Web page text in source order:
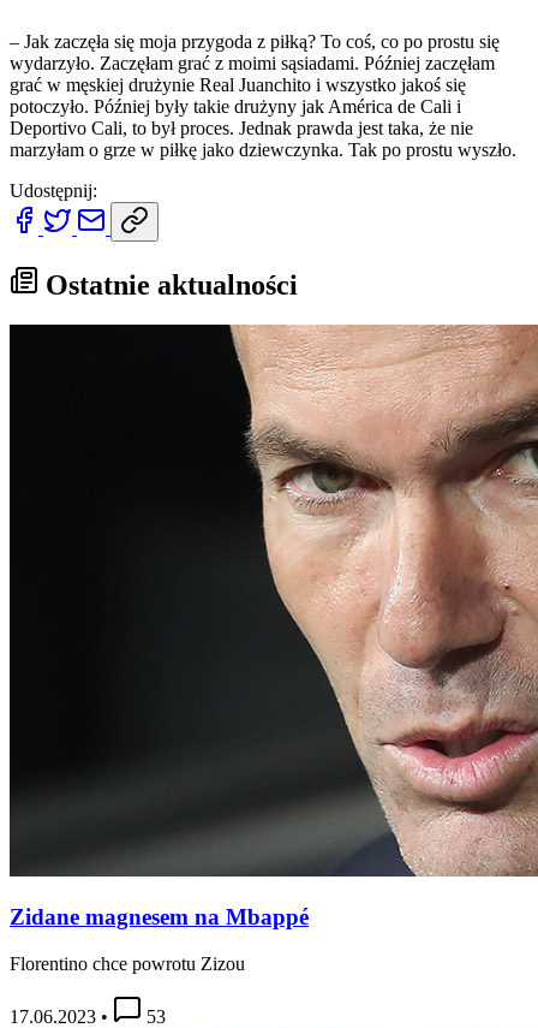
– Jak zaczęła się moja przygoda z piłką? To coś, co po prostu się
wydarzyło. Zaczęłam grać z moimi sąsiadami. Później zaczęłam
grać w męskiej drużynie Real Juanchito i wszystko jakoś się
potoczyło. Później były takie drużyny jak América de Cali i
Deportivo Cali, to był proces. Jednak prawda jest taka, że nie
marzyłam o grze w piłkę jako dziewczynka. Tak po prostu wyszło.
Udostępnij:
Ostatnie aktualności
Zidane magnesem na Mbappé
Florentino chce powrotu Zizou
17.06.2023 • 53